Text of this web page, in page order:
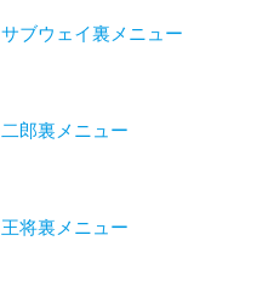
サブウェイ裏メニュー
二郎裏メニュー
王将裏メニュー